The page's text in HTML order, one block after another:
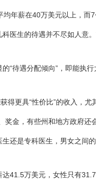
薪在40万美元以上，而7
生的待遇并不尽如人意
遇分配倾向”，即能执行
更具“性价比”的收入，尤
金，有些州和地方政府还
是专科医生，男女之间的
万美元，女性只有31.7